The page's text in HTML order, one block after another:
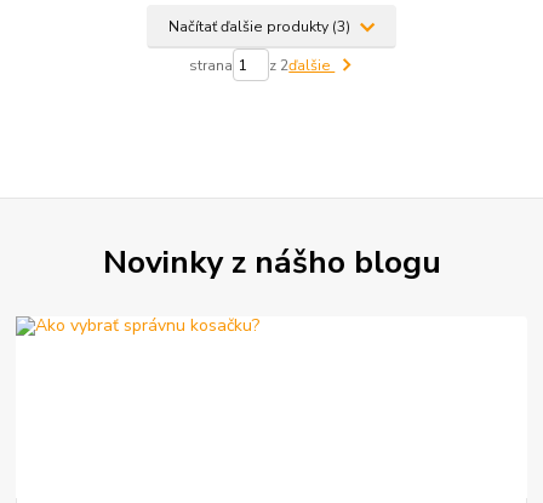
Načítať ďalšie produkty (3)
strana z 2ďalšie
Novinky z nášho blogu